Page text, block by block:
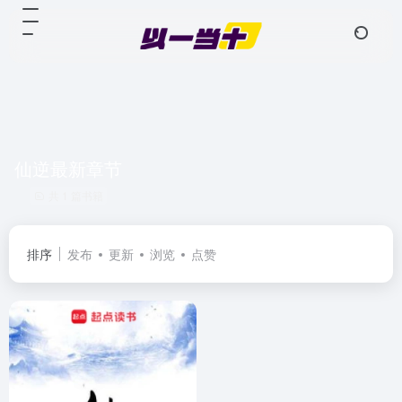
排序 发布 更新 浏览 点赞